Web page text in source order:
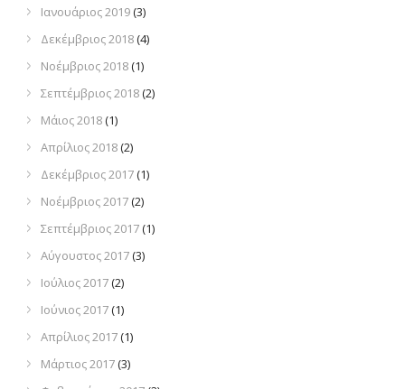
Ιανουάριος 2019(3)
Δεκέμβριος 2018(4)
Νοέμβριος 2018(1)
Σεπτέμβριος 2018(2)
Μάιος 2018(1)
Απρίλιος 2018(2)
Δεκέμβριος 2017(1)
Νοέμβριος 2017(2)
Σεπτέμβριος 2017(1)
Αύγουστος 2017(3)
Ιούλιος 2017(2)
Ιούνιος 2017(1)
Απρίλιος 2017(1)
Μάρτιος 2017(3)